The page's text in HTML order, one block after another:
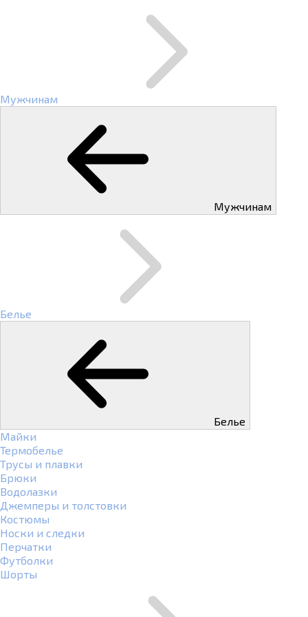
Мужчинам
Мужчинам
Белье
Белье
Майки
Термобелье
Трусы и плавки
Брюки
Водолазки
Джемперы и толстовки
Костюмы
Носки и следки
Перчатки
Футболки
Шорты